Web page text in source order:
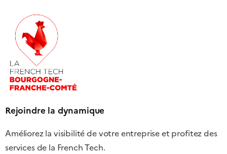
Rejoindre la dynamique
Améliorez la visibilité de votre entreprise et profitez des
services de la French Tech.